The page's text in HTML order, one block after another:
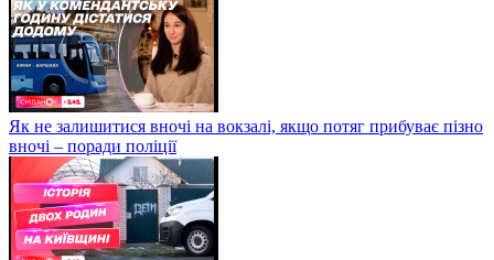
Як не залишитися вночі на вокзалі, якщо потяг прибуває пізно
вночі – поради поліції